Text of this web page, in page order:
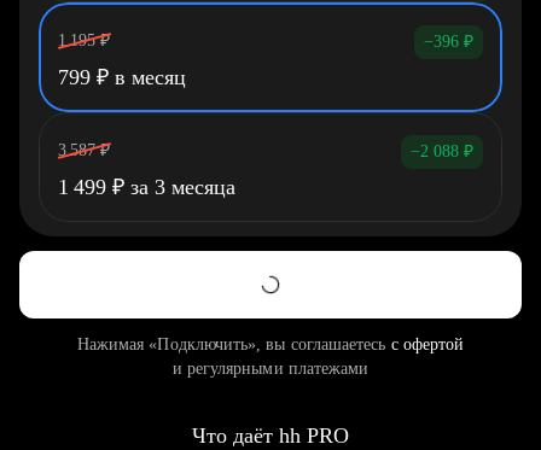
1 195 ₽ −396 ₽
799 ₽ в месяц
3 587 ₽ −2 088 ₽
1 499 ₽ за 3 месяца
Нажимая «Подключить», вы соглашаетесь с офертой
и регулярными платежами
Что даёт hh PRO